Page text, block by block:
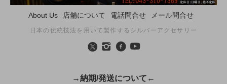
About Us 店舗について 電話問合せ メール問合せ
日本の伝統技法を用いて製作するシルバーアクセサリー
→納期/発送について←